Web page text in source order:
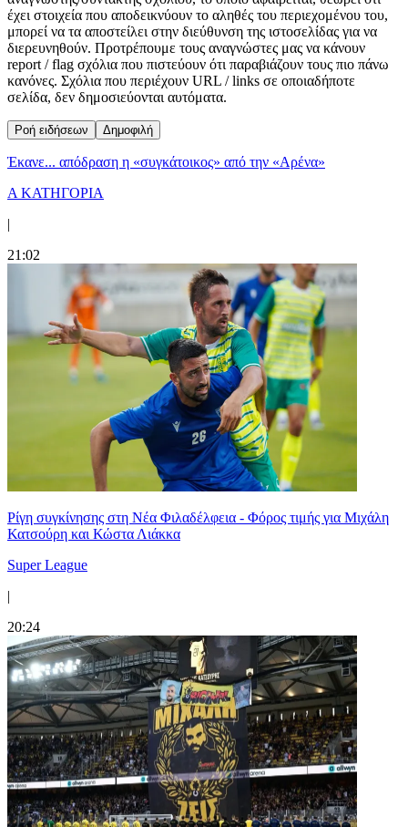
έχει στοιχεία που αποδεικνύουν το αληθές του περιεχομένου του,
μπορεί να τα αποστείλει στην διεύθυνση της ιστοσελίδας για να
διερευνηθούν. Προτρέπουμε τους αναγνώστες μας να κάνουν
report / flag σχόλια που πιστεύουν ότι παραβιάζουν τους πιο πάνω
κανόνες. Σχόλια που περιέχουν URL / links σε οποιαδήποτε
σελίδα, δεν δημοσιεύονται αυτόματα.
Ροή ειδήσεων Δημοφιλή
Έκανε... απόδραση η «συγκάτοικος» από την «Αρένα»
Α ΚΑΤΗΓΟΡΙΑ
|
21:02
Ρίγη συγκίνησης στη Νέα Φιλαδέλφεια - Φόρος τιμής για Μιχάλη
Κατσούρη και Κώστα Λιάκκα
Super League
|
20:24